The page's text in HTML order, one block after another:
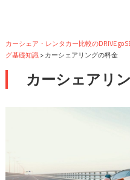
カーシェア・レンタカー比較のDRIVE go
グ基礎知識>カーシェアリングの料金
カーシェアリ